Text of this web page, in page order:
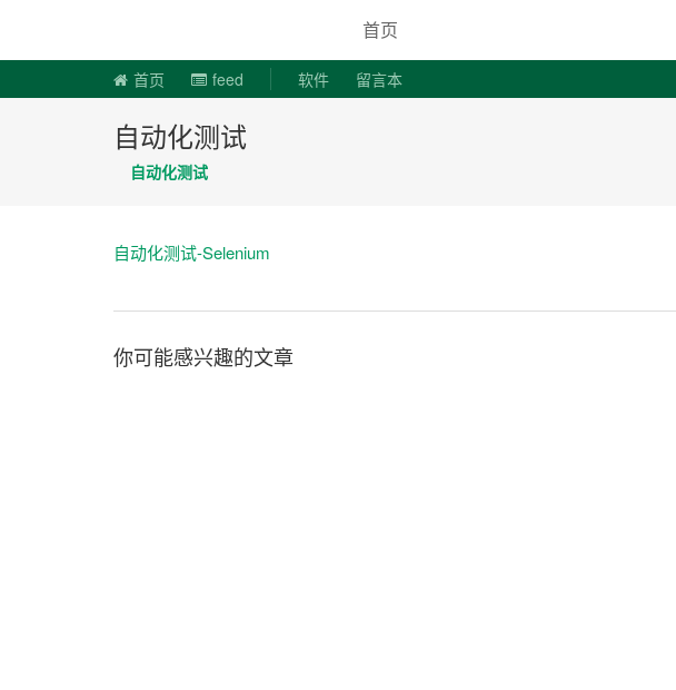
说易事
首页
首页 feed 软件 留言本
自动化测试
自动化测试
自动化测试-Selenium
你可能感兴趣的文章